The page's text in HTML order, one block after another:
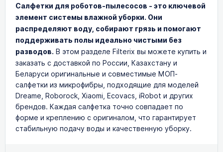
Салфетки для роботов-пылесосов - это ключевой
элемент системы влажной уборки. Они
распределяют воду, собирают грязь и помогают
поддерживать полы идеально чистыми без
разводов. В этом разделе Filterix вы можете купить и
заказать с доставкой по России, Казахстану и
Беларуси оригинальные и совместимые МОП-
салфетки из микрофибры, подходящие для моделей
Dreame, Roborock, Xiaomi, Ecovacs, iRobot и других
брендов. Каждая салфетка точно совпадает по
форме и креплению с оригиналом, что гарантирует
стабильную подачу воды и качественную уборку.